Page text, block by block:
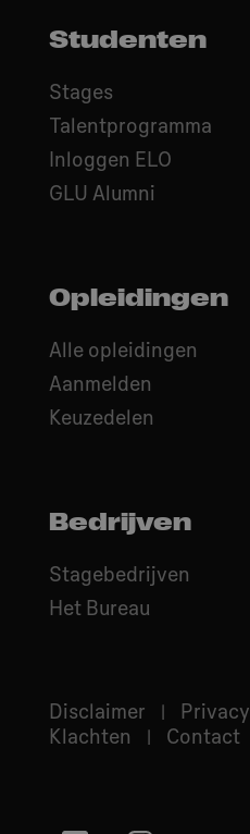
Studenten
Stages
Talentprogramma
Inloggen ELO
GLU Alumni
Opleidingen
Alle opleidingen
Aanmelden
Keuzedelen
Bedrijven
Stagebedrijven
Het Bureau
Disclaimer Privacy
Klachten
Contact